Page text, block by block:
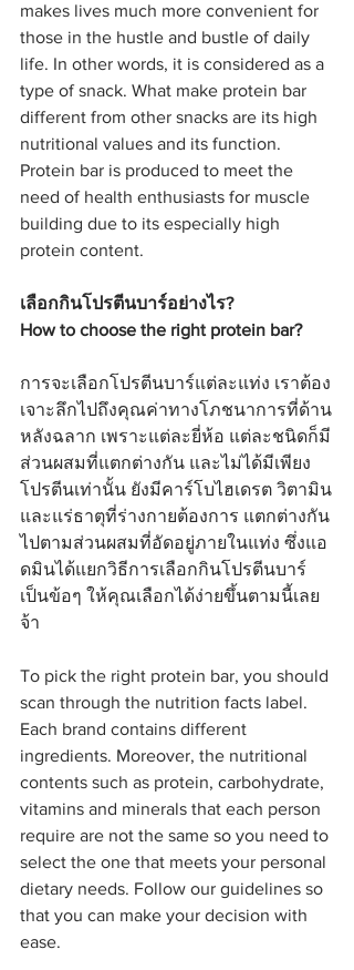
makes lives much more convenient for
those in the hustle and bustle of daily
life. In other words, it is considered as a
type of snack. What make protein bar
different from other snacks are its high
nutritional values and its function.
Protein bar is produced to meet the
need of health enthusiasts for muscle
building due to its especially high
protein content.
เลือกกินโปรตีนบาร์อย่างไร?
How to choose the right protein bar?
การจะเลือกโปรตีนบาร์แต่ละแท่ง เราต้อง
เจาะลึกไปถึงคุณค่าทางโภชนาการที่ด้าน
หลังฉลาก เพราะแต่ละยี่ห้อ แต่ละชนิดก็มี
ส่วนผสมที่แตกต่างกัน และไม่ได้มีเพียง
โปรตีนเท่านั้น ยังมีคาร์โบไฮเดรต วิตามิน
และแร่ธาตุที่ร่างกายต้องการ แตกต่างกัน
ไปตามส่วนผสมที่อัดอยู่ภายในแท่ง ซึ่งแอ
ดมินได้แยกวิธีการเลือกกินโปรตีนบาร์
เป็นข้อๆ ให้คุณเลือกได้ง่ายขึ้นตามนี้เลย
จ้า
To pick the right protein bar, you should
scan through the nutrition facts label.
Each brand contains different
ingredients. Moreover, the nutritional
contents such as protein, carbohydrate,
vitamins and minerals that each person
require are not the same so you need to
select the one that meets your personal
dietary needs. Follow our guidelines so
that you can make your decision with
ease.